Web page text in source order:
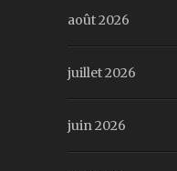
août 2026
juillet 2026
juin 2026